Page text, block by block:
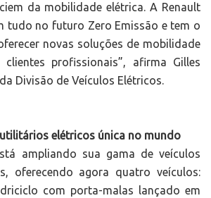
da mobilidade elétrica. A Renault
tudo no futuro Zero Emissão e tem o
novas soluções de mobilidade
profissionais”, afirma Gilles
Divisão de Veículos Elétricos.
elétricos única no mundo
ampliando sua gama de veículos
oferecendo agora quatro veículos:
com porta-malas lançado em